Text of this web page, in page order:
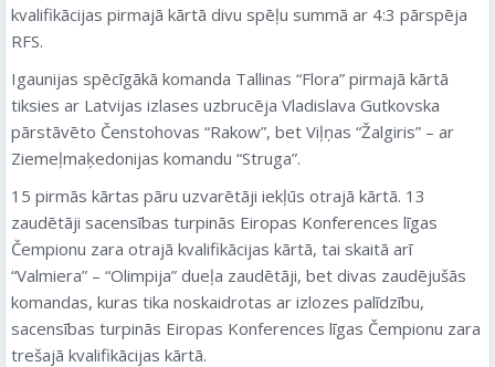
kvalifikācijas pirmajā kārtā divu spēļu summā ar 4:3 pārspēja
RFS.
Igaunijas spēcīgākā komanda Tallinas “Flora” pirmajā kārtā
tiksies ar Latvijas izlases uzbrucēja Vladislava Gutkovska
pārstāvēto Čenstohovas “Rakow”, bet Viļņas “Žalgiris” – ar
Ziemeļmaķedonijas komandu “Struga”.
15 pirmās kārtas pāru uzvarētāji iekļūs otrajā kārtā. 13
zaudētāji sacensības turpinās Eiropas Konferences līgas
Čempionu zara otrajā kvalifikācijas kārtā, tai skaitā arī
“Valmiera” – “Olimpija” dueļa zaudētāji, bet divas zaudējušās
komandas, kuras tika noskaidrotas ar izlozes palīdzību,
sacensības turpinās Eiropas Konferences līgas Čempionu zara
trešajā kvalifikācijas kārtā.